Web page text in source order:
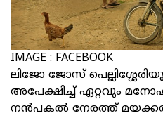
IMAGE : FACEBOOK
ലിജോ ജോസ്
അപേക്ഷിച്ച് ഏറ്റവും
നൻപകൽ നേരത്ത്